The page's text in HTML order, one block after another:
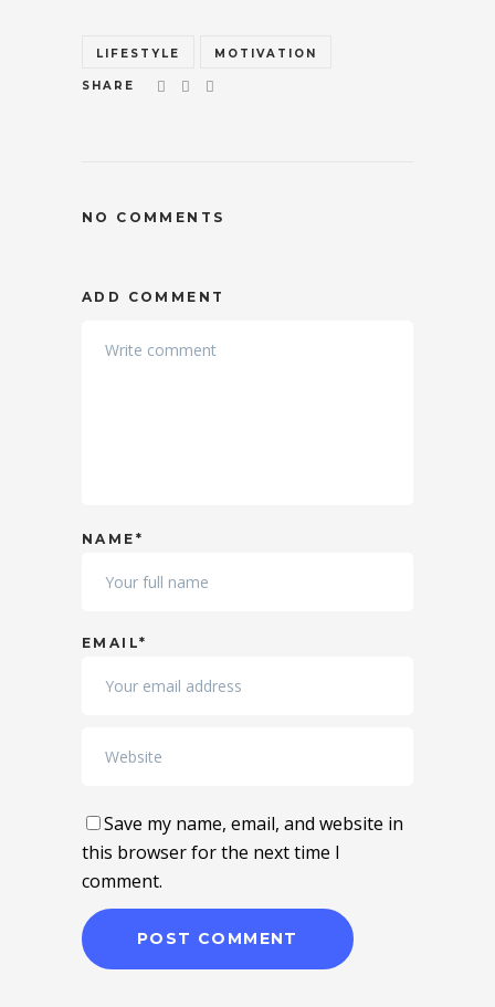
LIFESTYLE MOTIVATION
SHARE
NO COMMENTS
ADD COMMENT
NAME*
EMAIL*
Save my name, email, and website in
this browser for the next time I
comment.